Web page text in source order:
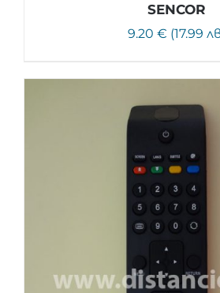
SENCOR
9.20 € (17.99